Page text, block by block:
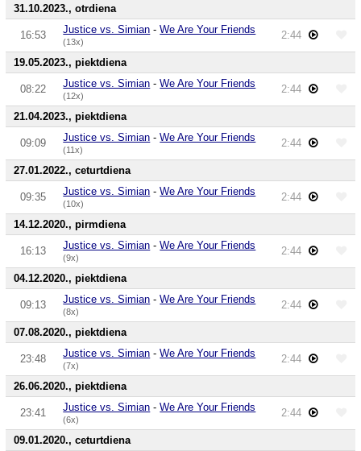
31.10.2023., otrdiena
16:53 Justice vs. Simian -We Are Your Friends
(13x)
2:44
19.05.2023., piektdiena
08:22 Justice vs. Simian -We Are Your Friends
(12x)
2:44
21.04.2023., piektdiena
09:09 Justice vs. Simian -We Are Your Friends
(11x)
2:44
27.01.2022., ceturtdiena
09:35 Justice vs. Simian -We Are Your Friends
(10x)
2:44
14.12.2020., pirmdiena
16:13 Justice vs. Simian -We Are Your Friends
(9x)
2:44
04.12.2020., piektdiena
09:13 Justice vs. Simian -We Are Your Friends
(8x)
2:44
07.08.2020., piektdiena
23:48 Justice vs. Simian -We Are Your Friends
(7x)
2:44
26.06.2020., piektdiena
23:41 Justice vs. Simian -We Are Your Friends
(6x)
2:44
09.01.2020., ceturtdiena